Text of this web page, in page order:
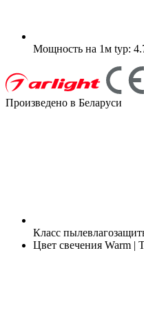
Мощность на 1м typ:
Произведено в Беларуси
Класс
Цвет свечения Warm |